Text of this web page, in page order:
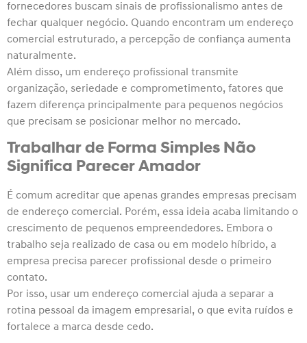
fornecedores buscam sinais de profissionalismo antes de
fechar qualquer negócio. Quando encontram um endereço
comercial estruturado, a percepção de confiança aumenta
naturalmente.
Além disso, um endereço profissional transmite
organização, seriedade e comprometimento, fatores que
fazem diferença principalmente para pequenos negócios
que precisam se posicionar melhor no mercado.
Trabalhar de Forma Simples Não
Significa Parecer Amador
É comum acreditar que apenas grandes empresas precisam
de endereço comercial. Porém, essa ideia acaba limitando o
crescimento de pequenos empreendedores. Embora o
trabalho seja realizado de casa ou em modelo híbrido, a
empresa precisa parecer profissional desde o primeiro
contato.
Por isso, usar um endereço comercial ajuda a separar a
rotina pessoal da imagem empresarial, o que evita ruídos e
fortalece a marca desde cedo.